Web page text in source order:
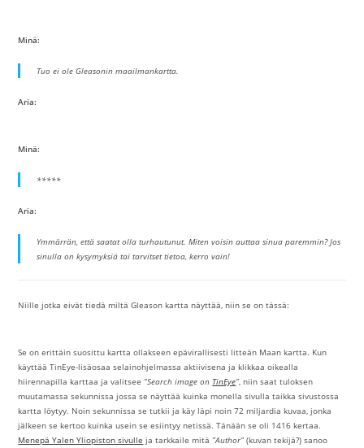
Minä:
Tuo ei ole Gleasonin maailmankartta.
Aria:
Minä:
*****
Aria:
Ymmärrän, että saatat olla turhautunut. Miten voisin auttaa sinua paremmin? Jos
sinulla on kysymyksiä tai tarvitset tietoa, kerro vain!
Niille jotka eivät tiedä miltä Gleason kartta näyttää, niin se on tässä:
Se on erittäin suosittu kartta ollakseen epävirallisesti litteän Maan kartta. Kun
käyttää TinEye-lisäosaa selainohjelmassa aktiivisena ja klikkaa oikealla
hiirennapilla karttaa ja valitsee”Search image on TinEye”, niin saat tuloksen
muutamassa sekunnissa jossa se näyttää kuinka monella sivulla taikka sivustossa
kartta löytyy. Noin sekunnissa se tutkii ja käy läpi noin 72 miljardia kuvaa, jonka
jälkeen se kertoo kuinka usein se esiintyy netissä. Tänään se oli 1416 kertaa.
Menepä Yalen Yliopiston sivulle ja tarkkaile mitä”Author”(kuvan tekijä?) sanoo